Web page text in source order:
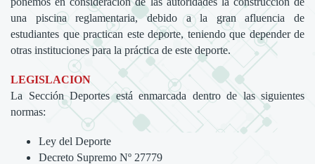
una piscina reglamentaria, debido a la gran afluencia de
estudiantes que practican este deporte, teniendo que depender de
otras instituciones para la práctica de este deporte.
LEGISLACION
La Sección Deportes está enmarcada dentro de las siguientes
normas:
Ley del Deporte
Decreto Supremo Nº 27779